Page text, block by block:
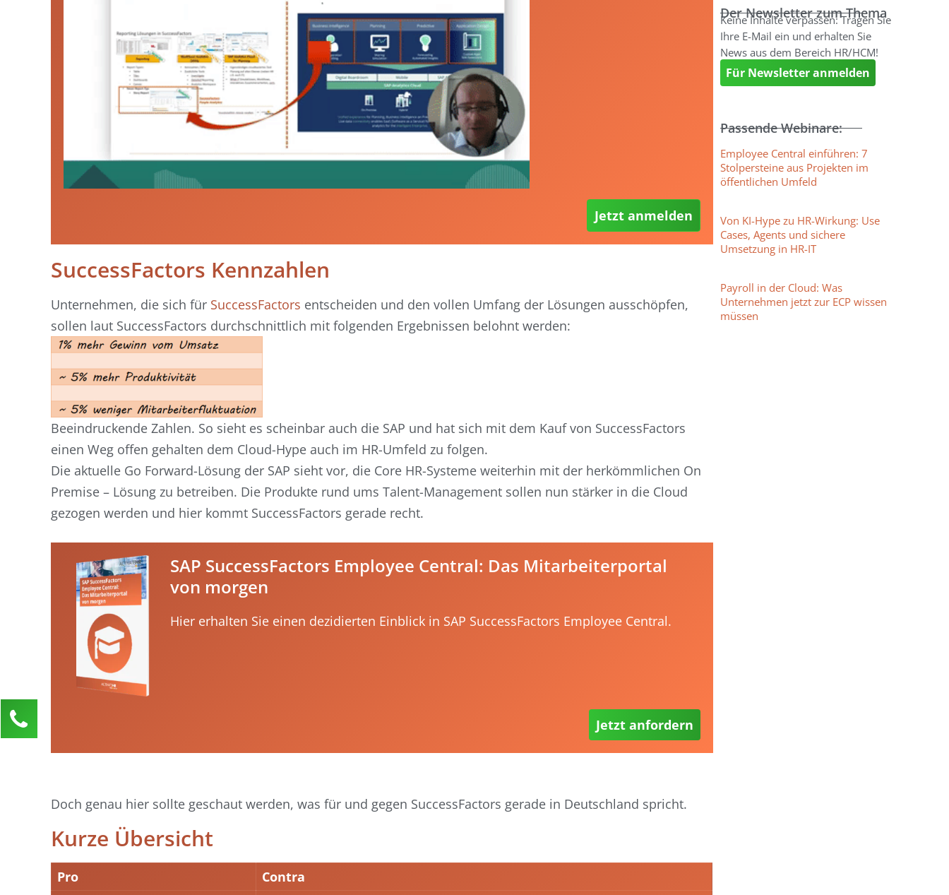
Jetzt anmelden
SuccessFactors Kennzahlen
Unternehmen, die sich für SuccessFactors entscheiden und den vollen Umfang der Lösungen ausschöpfen,
sollen laut SuccessFactors durchschnittlich mit folgenden Ergebnissen belohnt werden:
Beeindruckende Zahlen. So sieht es scheinbar auch die SAP und hat sich mit dem Kauf von SuccessFactors
einen Weg offen gehalten dem Cloud-Hype auch im HR-Umfeld zu folgen.
Die aktuelle Go Forward-Lösung der SAP sieht vor, die Core HR-Systeme weiterhin mit der herkömmlichen On
Premise – Lösung zu betreiben. Die Produkte rund ums Talent-Management sollen nun stärker in die Cloud
gezogen werden und hier kommt SuccessFactors gerade recht.
SAP SuccessFactors Employee Central: Das Mitarbeiterportal
von morgen
Hier erhalten Sie einen dezidierten Einblick in SAP SuccessFactors Employee Central.
Jetzt anfordern
Doch genau hier sollte geschaut werden, was für und gegen SuccessFactors gerade in Deutschland spricht.
Kurze Übersicht
Pro
Contra
Der Newsletter zum Thema
Keine Inhalte verpassen: Tragen Sie
Ihre E-Mail ein und erhalten Sie
News aus dem Bereich HR/HCM!
Für Newsletter anmelden
Passende Webinare:
Employee Central einführen: 7
Stolpersteine aus Projekten im
öffentlichen Umfeld
Von KI-Hype zu HR-Wirkung: Use
Cases, Agents und sichere
Umsetzung in HR-IT
Payroll in der Cloud: Was
Unternehmen jetzt zur ECP wissen
müssen
Kundenservice
nadja.messer@activate-hr.de
Ihre Anfrage